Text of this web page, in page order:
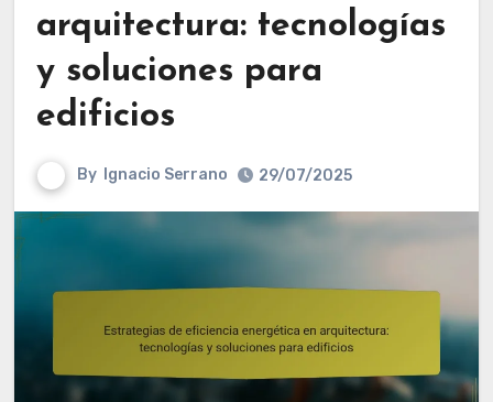
arquitectura: tecnologías
y soluciones para
edificios
By Ignacio Serrano 29/07/2025